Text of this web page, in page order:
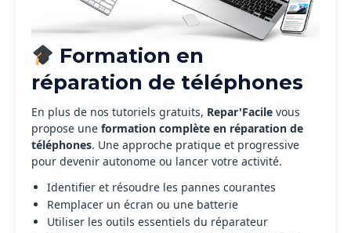
Formation en
réparation de téléphones
En plus de nos tutoriels gratuits, Repar'Facile vous
propose une formation complète en réparation de
téléphones. Une approche pratique et progressive
pour devenir autonome ou lancer votre activité.
Identifier et résoudre les pannes courantes
Remplacer un écran ou une batterie
Utiliser les outils essentiels du réparateur